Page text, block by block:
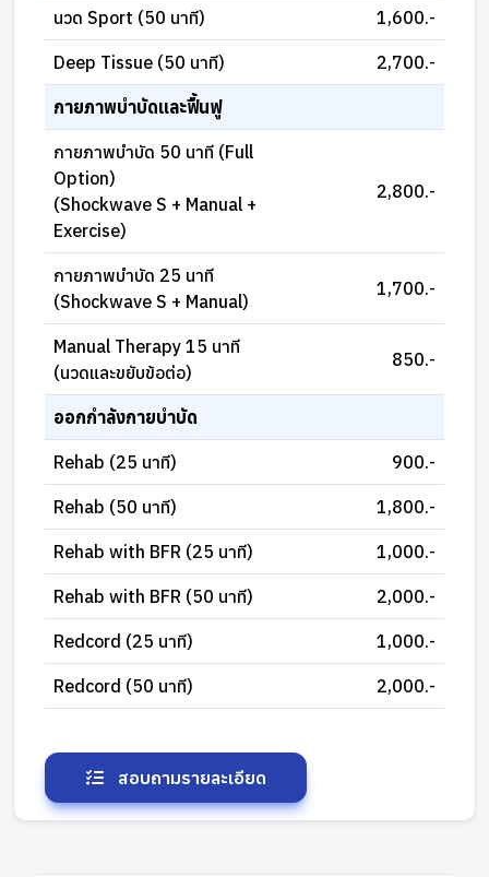
นวด Sport (50 นาที) 1,600.-
Deep Tissue (50 นาที) 2,700.-
กายภาพบำบัดและฟื้นฟู
กายภาพบำบัด 50 นาที (Full
Option)
(Shockwave S + Manual +
Exercise)
2,800.-
กายภาพบำบัด 25 นาที
(Shockwave S + Manual)
1,700.-
Manual Therapy 15 นาที
(นวดและขยับข้อต่อ)
850.-
ออกกำลังกายบำบัด
Rehab (25 นาที) 900.-
Rehab (50 นาที) 1,800.-
Rehab with BFR (25 นาที) 1,000.-
Rehab with BFR (50 นาที) 2,000.-
Redcord (25 นาที) 1,000.-
Redcord (50 นาที) 2,000.-
สอบถามรายละเอียด